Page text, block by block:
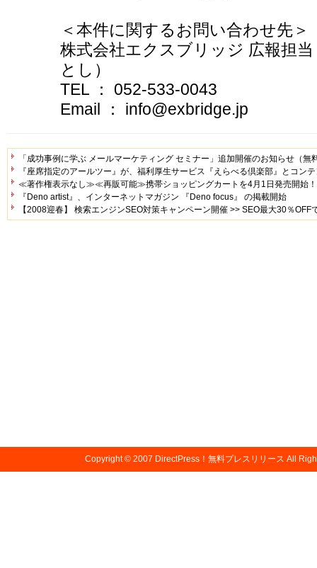
＜本件に関するお問い合わせ先＞
株式会社エクスブリッジ 広報
とし）
TEL ： 052-533-0043
Email ： info@exbridge.jp
「成功事例に学ぶ メールマーケティング セミナー」追加開催のお知らせ（無
『座席指定のアールツー』が、福利厚生サービス『えらべる倶楽部』とコン
≪著作権表示なし≫≪再販可能≫携帯ショッピングカートを4月1日発売開始！
『Deno artist』、インターネットマガジン 『Deno focus』 の掲載開始
【2008迎春】 検索エンジンSEO対策キャンペーン開催 >> SEO最大30％OFF
Copyright © 2007 DirectPress！無料プレスリリース All